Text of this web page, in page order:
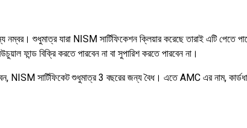
নম্বর। শুধুমাত্র যারা NISM সার্টিফিকেশন ক্লিয়ার করেছে তারাই এটি
বিক্রি করতে পারবেন না বা সুপারিশ করতে পারবেন না।
সার্টিফিকেট শুধুমাত্র 3 বছরের জন্য বৈধ। এতে AMC এর নাম,